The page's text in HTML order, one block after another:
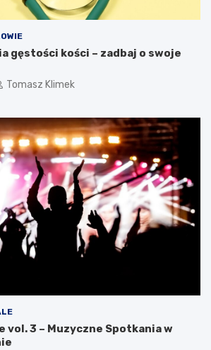
gęstości kości – zadbaj o swoje
Tomasz Klimek
vol. 3 – Muzyczne Spotkania w